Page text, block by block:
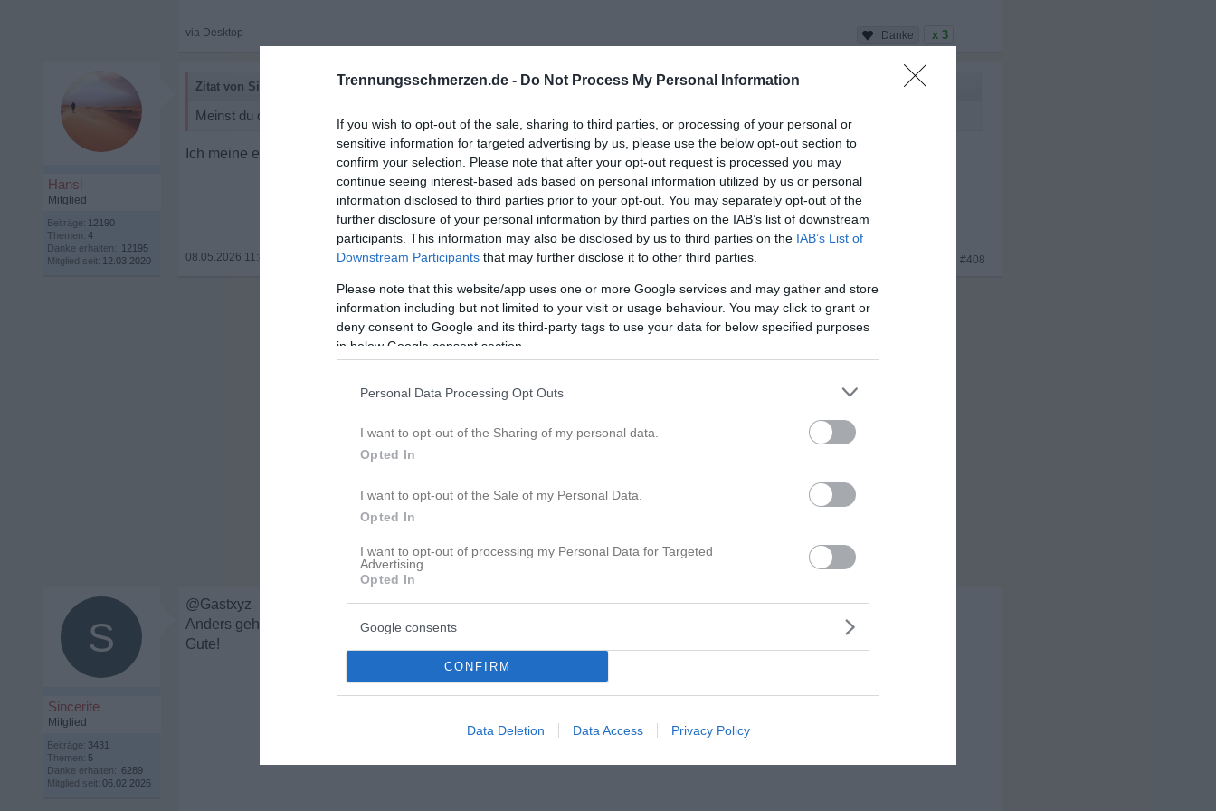
Trennungsschmerzen.de - Do Not Process My Personal Information
If you wish to opt-out of the sale, sharing to third parties, or processing of your personal or
sensitive information for targeted advertising by us, please use the below opt-out section to
confirm your selection. Please note that after your opt-out request is processed you may
continue seeing interest-based ads based on personal information utilized by us or personal
information disclosed to third parties prior to your opt-out. You may separately opt-out of the
further disclosure of your personal information by third parties on the IAB’s list of downstream
participants. This information may also be disclosed by us to third parties on the IAB’s List of
Downstream Participants that may further disclose it to other third parties.
Please note that this website/app uses one or more Google services and may gather and store
information including but not limited to your visit or usage behaviour. You may click to grant or
deny consent to Google and its third-party tags to use your data for below specified purposes
in below Google consent section.
Personal Data Processing Opt Outs
I want to opt-out of the Sharing of my personal data.
Opted In
I want to opt-out of the Sale of my Personal Data.
Opted In
I want to opt-out of processing my Personal Data for Targeted
Advertising.
Opted In
Google consents
CONFIRM
Data Deletion Data Access Privacy Policy
x 3
Hansl
Mitglied
Beiträge: 12190
Themen: 4
Danke erhalten: 12195
Mitglied seit: 12.03.2020
Zitat von Sincerite:
Meinst du das jetzt positiv oder negativ?
Ich meine es so, daß dieser Punkt bei Datingrobotern auf der Red Flag Liste steht.
08.05.2026 11:46 #408
S
Sincerite
Mitglied
Beiträge: 3431
Themen: 5
Danke erhalten: 6289
Mitglied seit: 06.02.2026
@Gastxyz
Anders geht es nicht, deshalb hier. Sehr nett von dir, aber nein danke. Dir alles
Gute!